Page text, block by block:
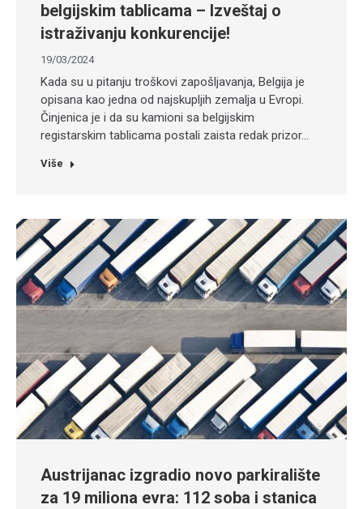
belgijskim tablicama – Izveštaj o
istraživanju konkurencije!
19/03/2024
Kada su u pitanju troškovi zapošljavanja, Belgija je
opisana kao jedna od najskupljih zemalja u Evropi.
Činjenica je i da su kamioni sa belgijskim
registarskim tablicama postali zaista redak prizor…
Više
Austrijanac izgradio novo parkiralište
za 19 miliona evra: 112 soba i stanica